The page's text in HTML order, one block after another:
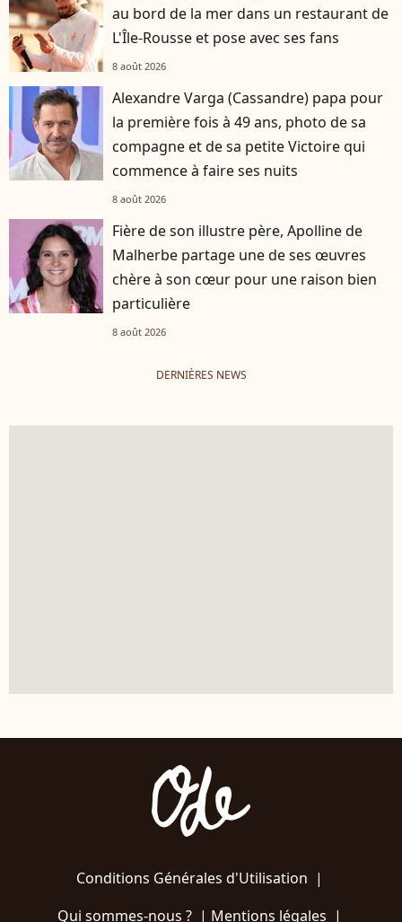
au bord de la mer dans un restaurant de
L'Île-Rousse et pose avec ses fans
8 août 2026
Alexandre Varga (Cassandre) papa pour
la première fois à 49 ans, photo de sa
compagne et de sa petite Victoire qui
commence à faire ses nuits
8 août 2026
Fière de son illustre père, Apolline de
Malherbe partage une de ses œuvres
chère à son cœur pour une raison bien
particulière
8 août 2026
DERNIÈRES NEWS
Conditions Générales d'Utilisation |
Qui sommes-nous ?| Mentions légales |